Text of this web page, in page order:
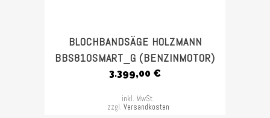
BLOCHBANDSÄGE HOLZMANN
BBS810SMART_G (BENZINMOTOR)
3.399,00 €
inkl. MwSt.
zzgl. Versandkosten